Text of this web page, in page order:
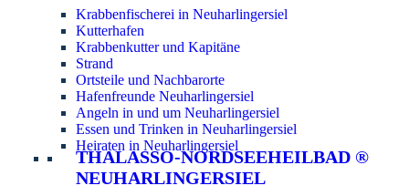
Krabbenfischerei in Neuharlingersiel
Kutterhafen
Krabbenkutter und Kapitäne
Strand
Ortsteile und Nachbarorte
Hafenfreunde Neuharlingersiel
Angeln in und um Neuharlingersiel
Essen und Trinken in Neuharlingersiel
Heiraten in Neuharlingersiel
THALASSO-NORDSEEHEILBAD ®
NEUHARLINGERSIEL